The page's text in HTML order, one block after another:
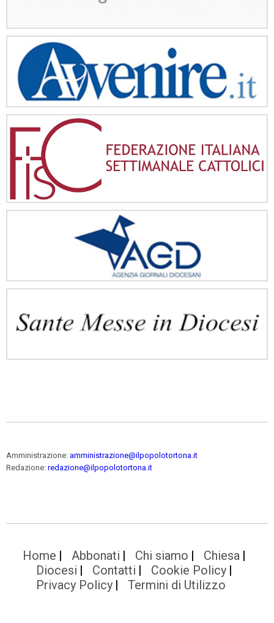
Amministrazione: amministrazione@ilpopolotortona.it
Redazione: redazione@ilpopolotortona.it
Home Abbonati Chi siamo
Chiesa
Diocesi
Contatti
Cookie Policy
Privacy Policy
Termini di Utilizzo